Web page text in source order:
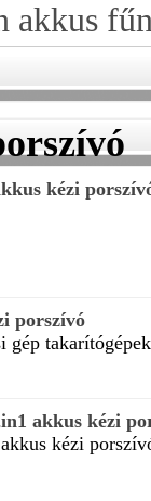
akkus
kézi
porszívó
gép
akkus kézi
kézi